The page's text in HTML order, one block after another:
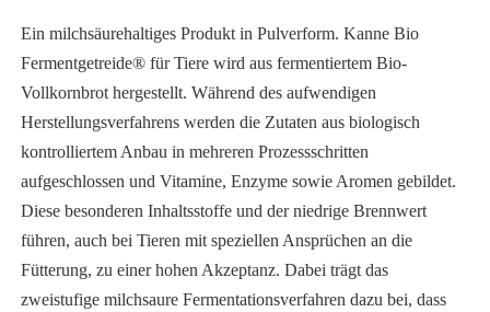
Ein milchsäurehaltiges Produkt in Pulverform. Kanne Bio
Fermentgetreide® für Tiere wird aus fermentiertem Bio-
Vollkornbrot hergestellt. Während des aufwendigen
Herstellungsverfahrens werden die Zutaten aus biologisch
kontrolliertem Anbau in mehreren Prozessschritten
aufgeschlossen und Vitamine, Enzyme sowie Aromen gebildet.
Diese besonderen Inhaltsstoffe und der niedrige Brennwert
führen, auch bei Tieren mit speziellen Ansprüchen an die
Fütterung, zu einer hohen Akzeptanz. Dabei trägt das
zweistufige milchsaure Fermentationsverfahren dazu bei, dass